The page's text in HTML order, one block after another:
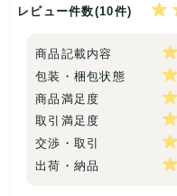
ハンガー・PPドレスカバー
有り
レビュー件数(10件)
商品記載内容
包装・梱包状態
商品満足度
取引満足度
交渉・取引
出荷・納品